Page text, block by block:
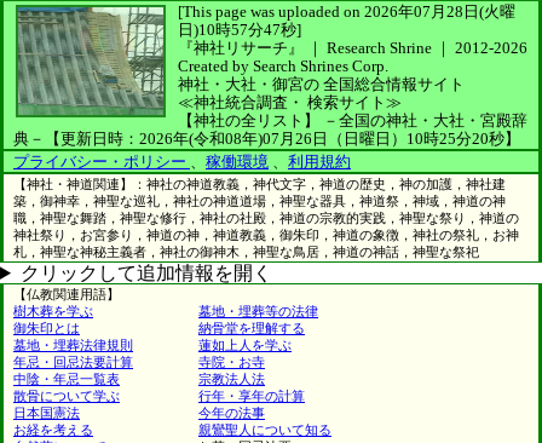
[This page was uploaded on 2026年07月28日(火曜
日)10時57分47秒]
『神社リサーチ』 ｜ Research Shrine ｜ 2012-2026
Created by Search Shrines Corp.
神社・大社・御宮の 全国総合情報サイト
≪神社統合調査・ 検索サイト≫
【神社の全リスト】
－全国の神社・大社・宮殿辞
典－
【更新日時：2026年(令和08年)07月26日（日曜日）10時25分20秒】
プライバシー・ポリシー
稼働環境 利用規約
【神社・神道関連】：神社の神道教義，神代文字，神道の歴史，神の加護，神社建
築，御神幸，神聖な巡礼，神社の神道道場，神聖な器具，神道祭，神域，神道の神
職，神聖な舞踏，神聖な修行，神社の社殿，神道の宗教的実践，神聖な祭り，神道の
神社祭り，お宮参り，神道の神，神道教義，御朱印，神道の象徴，神社の祭礼，お神
札，神聖な神秘主義者，神社の御神木，神聖な鳥居，神道の神話，神聖な祭祀
クリックして追加情報を開く
【仏教関連用語】
樹木葬を学ぶ
墓地・埋葬等の法律
御朱印とは
納骨堂を理解する
墓地・埋葬法律規則
蓮如上人を学ぶ
年忌・回忌法要計算
寺院・お寺
中陰・年忌一覧表
宗教法人法
散骨について学ぶ
行年・享年の計算
日本国憲法
今年の法事
お経を考える
親鸞聖人について知る